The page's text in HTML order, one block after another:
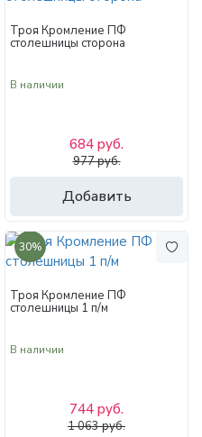
Троя Кромление ПФ
столешницы сторона
В наличии
Добавить
684 руб.
977 руб.
30%
Троя Кромление ПФ
столешницы 1 п/м
В наличии
744 руб.
1 063 руб.